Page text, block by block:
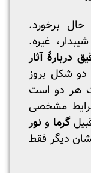
برخورد.
غیره.
دربارۀ آثار
دو شکل بروز
هر دو است
مشخصی
گرما و نور
دیگر فقط